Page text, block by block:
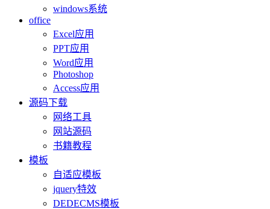
windows系统
office
Excel应用
PPT应用
Word应用
Photoshop
Access应用
源码下载
网络工具
网站源码
书籍教程
模板
自适应模板
jquery特效
DEDECMS模板